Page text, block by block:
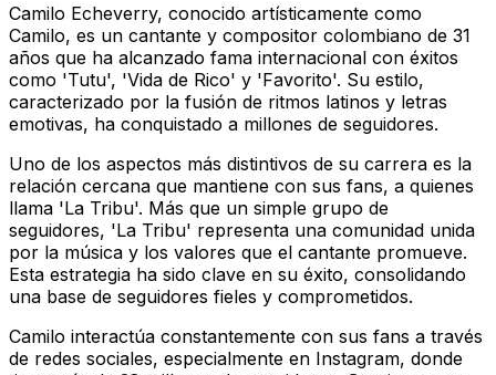
Camilo Echeverry, conocido artísticamente como
Camilo, es un cantante y compositor colombiano de 31
años que ha alcanzado fama internacional con éxitos
como 'Tutu', 'Vida de Rico' y 'Favorito'. Su estilo,
caracterizado por la fusión de ritmos latinos y letras
emotivas, ha conquistado a millones de seguidores.
Uno de los aspectos más distintivos de su carrera es la
relación cercana que mantiene con sus fans, a quienes
llama 'La Tribu'. Más que un simple grupo de
seguidores, 'La Tribu' representa una comunidad unida
por la música y los valores que el cantante promueve.
Esta estrategia ha sido clave en su éxito, consolidando
una base de seguidores fieles y comprometidos.
Camilo interactúa constantemente con sus fans a través
de redes sociales, especialmente en Instagram, donde